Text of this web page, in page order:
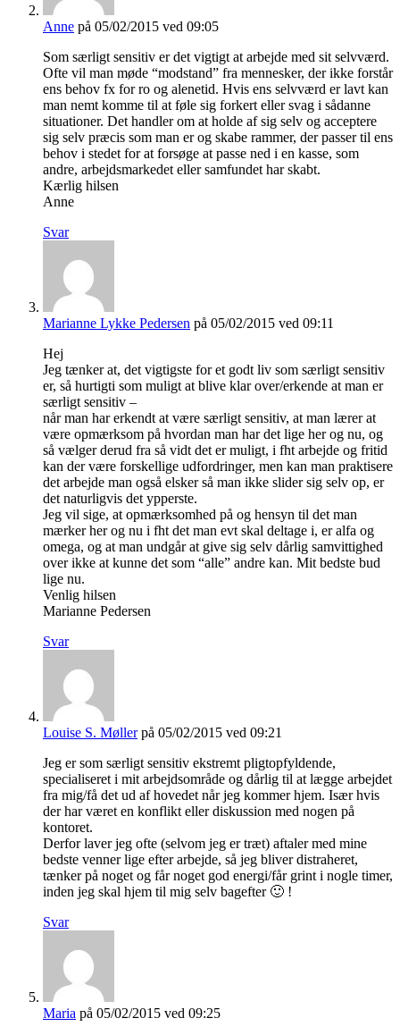
Anne på 05/02/2015 ved 09:05
Som særligt sensitiv er det vigtigt at arbejde med sit selvværd.
Ofte vil man møde “modstand” fra mennesker, der ikke forstår
ens behov fx for ro og alenetid. Hvis ens selvværd er lavt kan
man nemt komme til at føle sig forkert eller svag i sådanne
situationer. Det handler om at holde af sig selv og acceptere
sig selv præcis som man er og skabe rammer, der passer til ens
behov i stedet for at forsøge at passe ned i en kasse, som
andre, arbejdsmarkedet eller samfundet har skabt.
Kærlig hilsen
Anne
Svar
Marianne Lykke Pedersen på 05/02/2015 ved 09:11
Hej
Jeg tænker at, det vigtigste for et godt liv som særligt sensitiv
er, så hurtigti som muligt at blive klar over/erkende at man er
særligt sensitiv –
når man har erkendt at være særligt sensitiv, at man lærer at
være opmærksom på hvordan man har det lige her og nu, og
så vælger derud fra så vidt det er muligt, i fht arbejde og fritid
kan der være forskellige udfordringer, men kan man praktisere
det arbejde man også elsker så man ikke slider sig selv op, er
det naturligvis det ypperste.
Jeg vil sige, at opmærksomhed på og hensyn til det man
mærker her og nu i fht det man evt skal deltage i, er alfa og
omega, og at man undgår at give sig selv dårlig samvittighed
over ikke at kunne det som “alle” andre kan. Mit bedste bud
lige nu.
Venlig hilsen
Marianne Pedersen
Svar
Louise S. Møller på 05/02/2015 ved 09:21
Jeg er som særligt sensitiv ekstremt pligtopfyldende,
specialiseret i mit arbejdsområde og dårlig til at lægge arbejdet
fra mig/få det ud af hovedet når jeg kommer hjem. Især hvis
der har været en konflikt eller diskussion med nogen på
kontoret.
Derfor laver jeg ofte (selvom jeg er træt) aftaler med mine
bedste venner lige efter arbejde, så jeg bliver distraheret,
tænker på noget og får noget god energi/får grint i nogle timer,
inden jeg skal hjem til mig selv bagefter 🙂 !
Svar
Maria på 05/02/2015 ved 09:25